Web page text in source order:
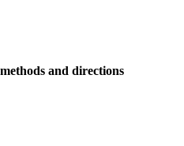
and directions